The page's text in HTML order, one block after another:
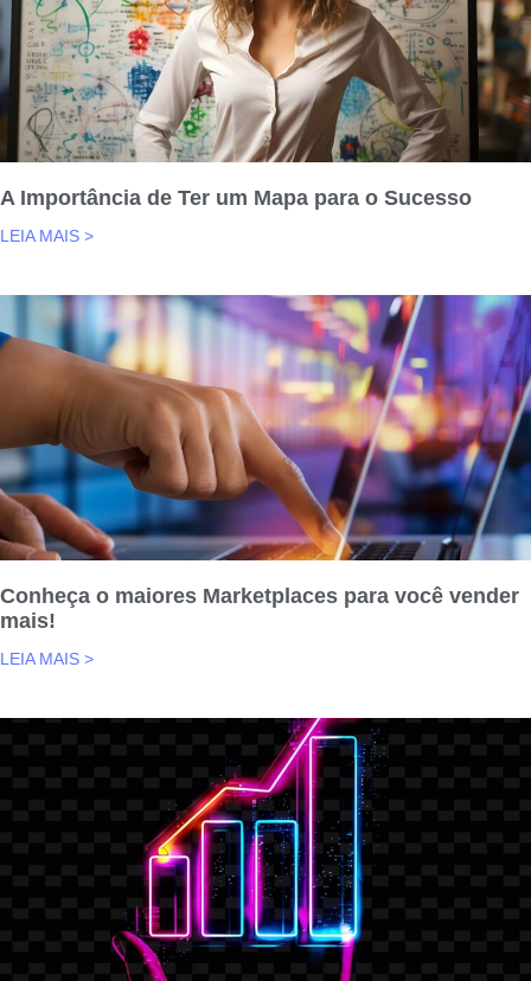
A Importância de Ter um Mapa para o Sucesso
LEIA MAIS >
Conheça o maiores Marketplaces para você vender
mais!
LEIA MAIS >